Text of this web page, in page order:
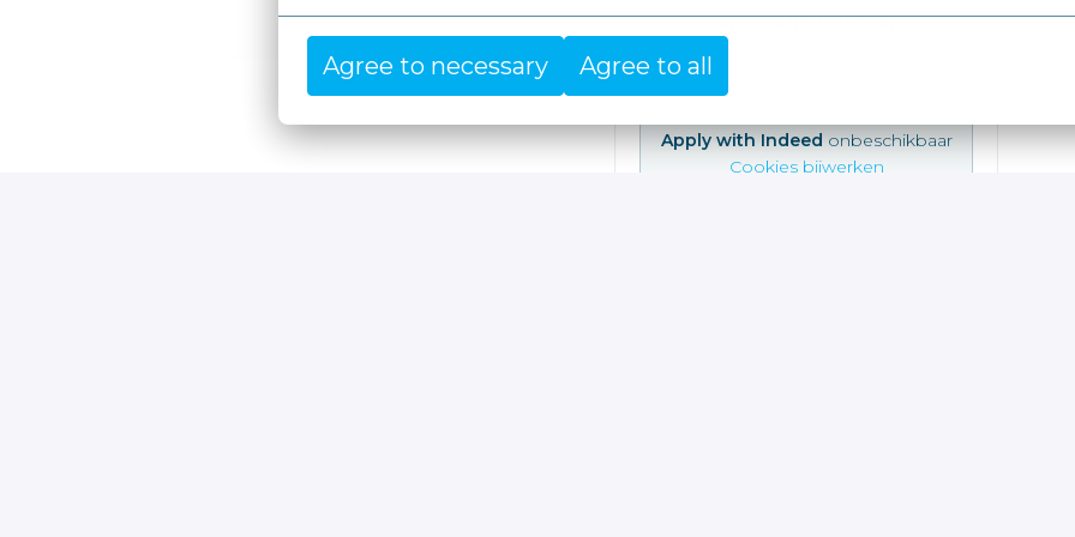
Agree to necessary Agree to all
Apply with Linkedin
Apply with Indeed onbeschikbaar
Cookies bijwerken